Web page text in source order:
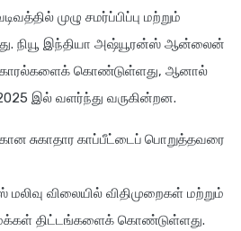
முழு சமர்ப்பிப்பு மற்றும்
நியூ இந்தியா அஷ்யூரன்ஸ் ஆன்லைன்
கொண்டுள்ளது, ஆனால்
இல் வளர்ந்து வருகின்றன.
சுகாதார காப்பீட்டைப் பொறுத்தவரை
மலிவு விலையில் விதிமுறைகள் மற்றும்
திட்டங்களைக் கொண்டுள்ளது.